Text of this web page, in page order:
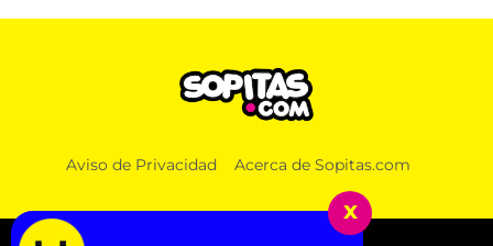
Aviso de Privacidad Acerca de Sopitas.com
x